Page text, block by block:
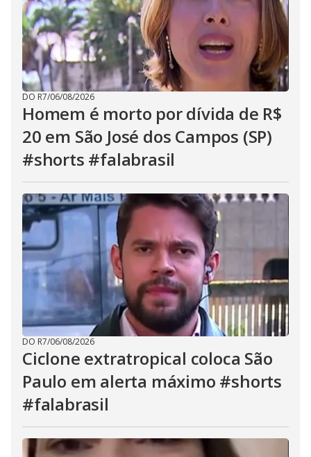
DO R7/06/08/2026
Homem é morto por dívida de R$
20 em São José dos Campos (SP)
#shorts #falabrasil
DO R7/06/08/2026
Ciclone extratropical coloca São
Paulo em alerta máximo #shorts
#falabrasil